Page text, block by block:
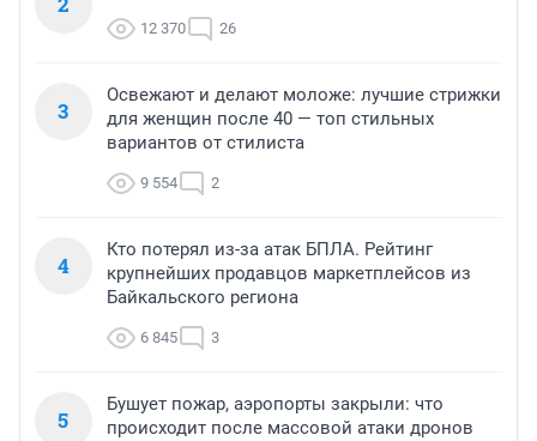
12 370 26
3
Освежают и делают моложе: лучшие стрижки
для женщин после 40 — топ стильных
вариантов от стилиста
9 554 2
4
Кто потерял из-за атак БПЛА. Рейтинг
крупнейших продавцов маркетплейсов из
Байкальского региона
6 845 3
5
Бушует пожар, аэропорты закрыли: что
происходит после массовой атаки дронов